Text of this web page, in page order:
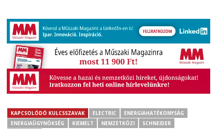
KAPCSOLÓDÓ KULCSSZAVAK ELECTRIC
ENERGIAHATÉKONYSÁG
ENERGIAÜGYNÖKSÉG
KIEMELT NEMZETKÖZI
SCHNEIDER